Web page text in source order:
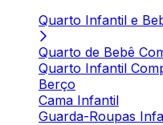
Quarto Infantil e
Quarto de Bebê
Quarto Infantil
Berço
Cama Infantil
Guarda-Roupas